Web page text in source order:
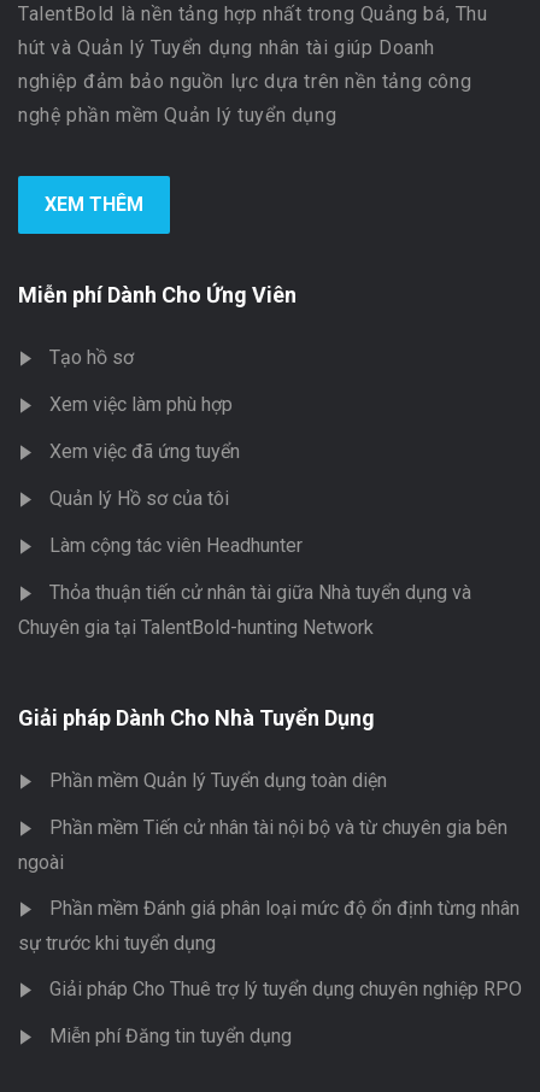
TalentBold là nền tảng hợp nhất trong Quảng bá, Thu
hút và Quản lý Tuyển dụng nhân tài giúp Doanh
nghiệp đảm bảo nguồn lực dựa trên nền tảng công
nghệ phần mềm Quản lý tuyển dụng
XEM THÊM
Miễn phí Dành Cho Ứng Viên
Tạo hồ sơ
Xem việc làm phù hợp
Xem việc đã ứng tuyển
Quản lý Hồ sơ của tôi
Làm cộng tác viên Headhunter
Thỏa thuận tiến cử nhân tài giữa Nhà tuyển dụng và
Chuyên gia tại TalentBold-hunting Network
Giải pháp Dành Cho Nhà Tuyển Dụng
Phần mềm Quản lý Tuyển dụng toàn diện
Phần mềm Tiến cử nhân tài nội bộ và từ chuyên gia bên
ngoài
Phần mềm Đánh giá phân loại mức độ ổn định từng nhân
sự trước khi tuyển dụng
Giải pháp Cho Thuê trợ lý tuyển dụng chuyên nghiệp RPO
Miễn phí Đăng tin tuyển dụng